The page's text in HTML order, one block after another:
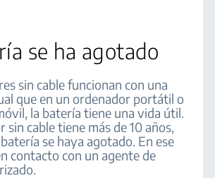
se ha agotado
sin cable funcionan con una
que en un ordenador portátil o
la batería tiene una vida útil.
sin cable tiene más de 10 años,
se haya agotado. En ese
contacto con un agente de